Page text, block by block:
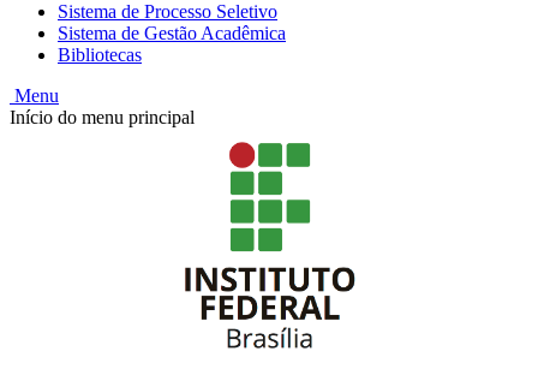
Sistema de Processo Seletivo
Sistema de Gestão Acadêmica
Bibliotecas
Menu
Início do menu principal